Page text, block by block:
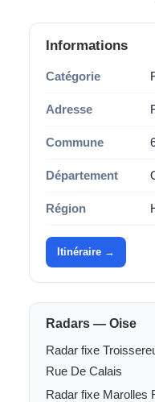
Informations
Catégorie
Adresse
Commune
Département
Région
Itinéraire →
Radars — Oise
Radar fixe
Rue De Calais
Radar fixe Marolles